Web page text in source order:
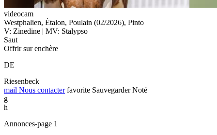
videocam
Westphalien, Étalon, Poulain (02/2026), Pinto
V: Zinedine | MV: Stalypso
Saut
Offrir sur enchère
DE
Riesenbeck
mail Nous contacter favorite Sauvegarder Noté
g
h
Annonces-page 1